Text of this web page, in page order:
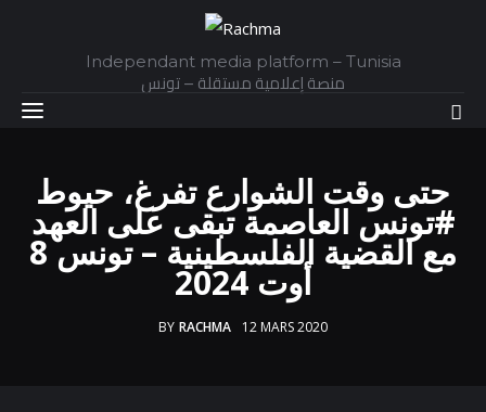
Independant media platform – Tunisia
منصة إعلامية مستقلة – تونس
Accueil
Daily
حتى وقت الشوارع تفرغ، حيوط
#تونس العاصمة تبقى على العهد
مع القضية الفلسطينية – تونس 8
أوت 2024
BY RACHMA 12 MARS 2020